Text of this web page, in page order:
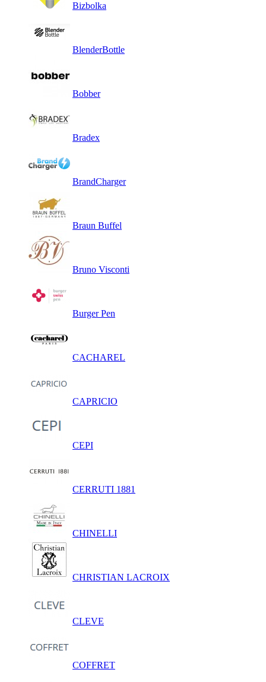
Bizbolka
BlenderBottle
Bobber
Bradex
BrandCharger
Braun Buffel
Bruno Visconti
Burger Pen
CACHAREL
CAPRICIO
CEPI
CERRUTI 1881
CHINELLI
CHRISTIAN LACROIX
CLEVE
COFFRET